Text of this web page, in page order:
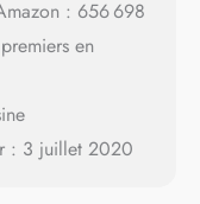
: 656 698
en
: 3 juillet 2020